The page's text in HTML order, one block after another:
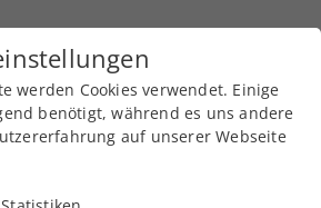
werden Cookies verwendet. Einige
benötigt, während es uns andere
auf unserer Webseite